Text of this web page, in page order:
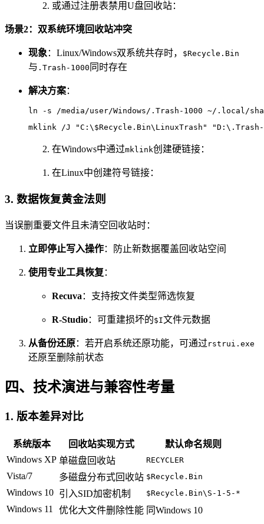
或通过注册表禁用U盘回收站：
场景2：双系统环境回收站冲突
现象 ：Linux/Windows双系统共存时， $Recycle.Bin
与 .Trash-1000 同时存在
解决方案：
ln -s /media/user/Windows/.Trash-1000 ~/.local/
mklink /J "C:\$Recycle.Bin\LinuxTrash" "D:\.Trash-
在Windows中通过mklink创建硬链接：
在Linux中创建符号链接：
3. 数据恢复黄金法则
当误删重要文件且未清空回收站时：
立即停止写入操作：防止新数据覆盖回收站空间
使用专业工具恢复 ：
Recuva ：支持按文件类型筛选恢复
R-Studio：可重建损坏的$I文件元数据
从备份还原 ：若开启系统还原功能，可通过 rstrui.exe
还原至删除前状态
四、技术演进与兼容性考量
1. 版本差异对比
系统版本 回收站实现方式
默认命名规则
Windows XP 单磁盘回收站 RECYCLER
Vista/7 多磁盘分布式回收站 $Recycle.Bin
Windows 10 引入SID加密机制 $Recycle.Bin\S-1-5-*
Windows 11 优化大文件删除性能 同Windows 10